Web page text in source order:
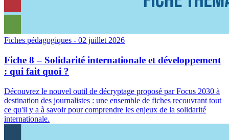
Fiches pédagogiques - 02 juillet 2026
Fiche 8 – Solidarité internationale et développement
: qui fait quoi ?
Découvrez le nouvel outil de décryptage proposé par Focus 2030 à
destination des journalistes : une ensemble de fiches recouvrant tout
ce qu'il y a à savoir pour comprendre les enjeux de la solidarité
internationale.